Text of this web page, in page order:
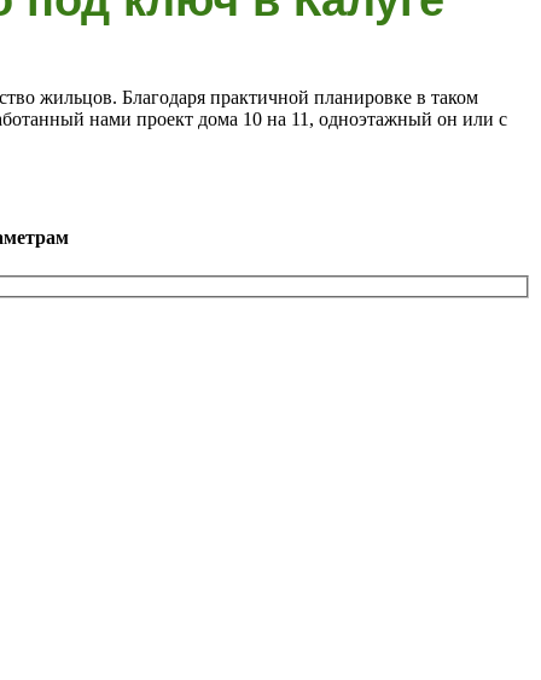
жильцов. Благодаря практичной планировке в таком
нами проект дома 10 на 11, одноэтажный он или с